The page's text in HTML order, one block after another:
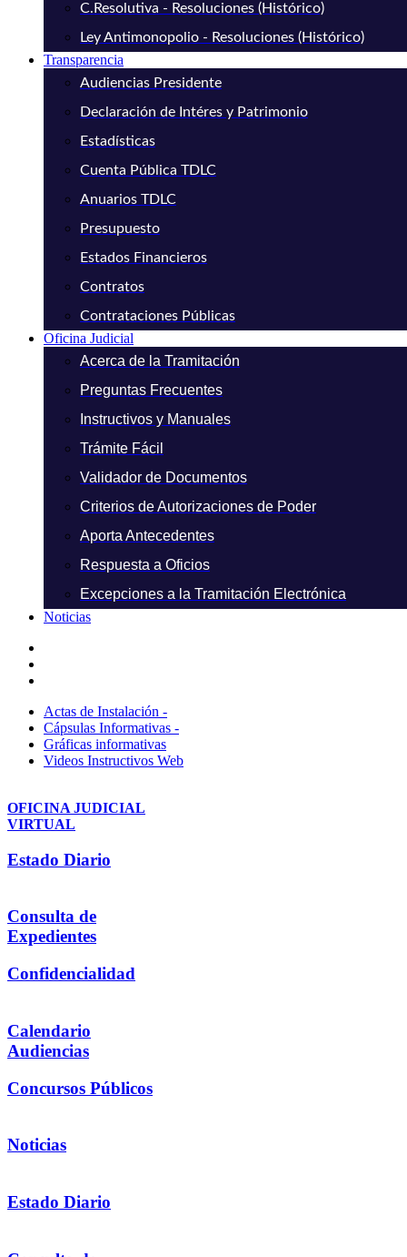
C.Resolutiva - Resoluciones (Histórico)
Ley Antimonopolio - Resoluciones (Histórico)
Transparencia
Audiencias Presidente
Declaración de Intéres y Patrimonio
Estadísticas
Cuenta Pública TDLC
Anuarios TDLC
Presupuesto
Estados Financieros
Contratos
Contrataciones Públicas
Oficina Judicial
Acerca de la Tramitación
Preguntas Frecuentes
Instructivos y Manuales
Trámite Fácil
Validador de Documentos
Criterios de Autorizaciones de Poder
Aporta Antecedentes
Respuesta a Oficios
Excepciones a la Tramitación Electrónica
Noticias
Actas de Instalación -
Cápsulas Informativas -
Gráficas informativas
Videos Instructivos Web
OFICINA JUDICIAL
VIRTUAL
Estado Diario
Consulta de
Expedientes
Confidencialidad
Calendario
Audiencias
Concursos Públicos
Noticias
Estado Diario